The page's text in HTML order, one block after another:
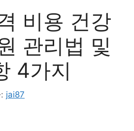
비용 건강
관리법 및
4가지
jai87